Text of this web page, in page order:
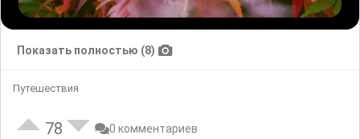
Показать полностью (8)
Путешествия
78 0 комментариев